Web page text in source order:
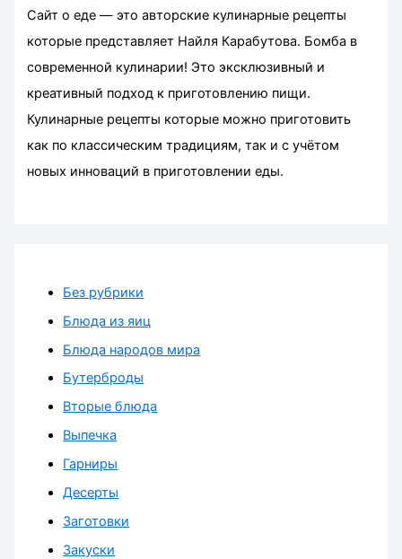
Сайт о еде — это авторские кулинарные рецепты
которые представляет Найля Карабутова. Бомба в
современной кулинарии! Это эксклюзивный и
креативный подход к приготовлению пищи.
Кулинарные рецепты которые можно приготовить
как по классическим традициям, так и с учётом
новых инноваций в приготовлении еды.
Без рубрики
Блюда из яиц
Блюда народов мира
Бутерброды
Вторые блюда
Выпечка
Гарниры
Десерты
Заготовки
Закуски